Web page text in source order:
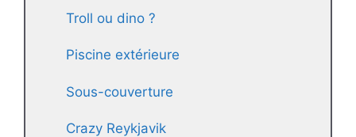
Troll ou dino ?
Piscine extérieure
Sous-couverture
Crazy Reykjavik